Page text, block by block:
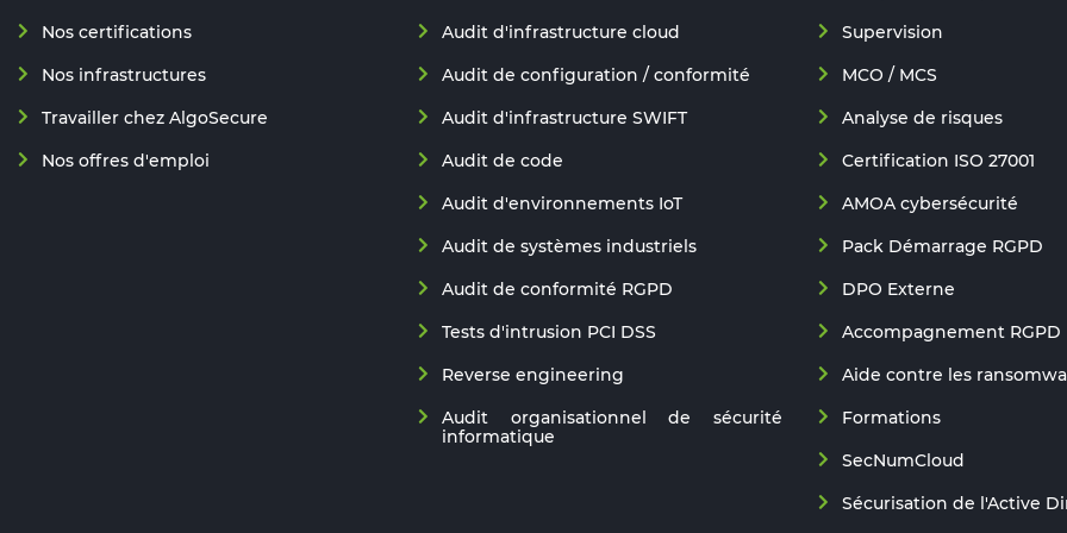
Nos certifications
Nos infrastructures
Travailler chez AlgoSecure
Nos offres d'emploi
Audit d'infrastructure cloud
Audit de configuration / conformité
Audit d'infrastructure SWIFT
Audit de code
Audit d'environnements IoT
Audit de systèmes industriels
Audit de conformité RGPD
Tests d'intrusion PCI DSS
Reverse engineering
Audit organisationnel de sécurité
informatique
Supervision
MCO / MCS
Analyse de risques
Certification ISO 27001
AMOA cybersécurité
Pack Démarrage RGPD
DPO Externe
Accompagnement RGPD
Aide contre les
Formations
SecNumCloud
Sécurisation de l'Active